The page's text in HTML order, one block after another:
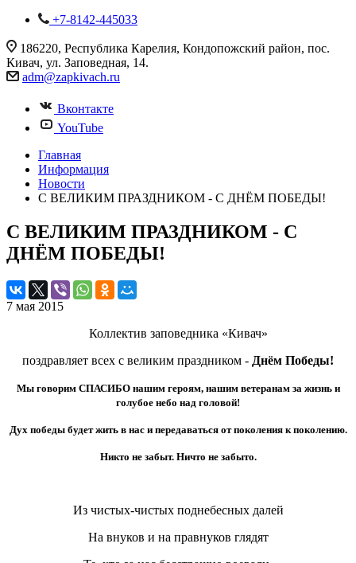
+7-8142-445033
186220, Республика Карелия, Кондопожский район, пос.
Кивач, ул. Заповедная, 14.
adm@zapkivach.ru
Вконтакте
YouTube
Главная
Информация
Новости
С ВЕЛИКИМ ПРАЗДНИКОМ - С ДНЁМ ПОБЕДЫ!
С ВЕЛИКИМ ПРАЗДНИКОМ - С
ДНЁМ ПОБЕДЫ!
7 мая 2015
Коллектив заповедника «Кивач»
поздравляет всех с великим праздником - Днём Победы!
Мы говорим СПАСИБО нашим героям, нашим ветеранам за жизнь и
голубое небо над головой!
Дух победы будет жить в нас и передаваться от поколения к поколению.
Никто не забыт. Ничто не забыто.
Из чистых-чистых поднебесных далей
На внуков и на правнуков глядят